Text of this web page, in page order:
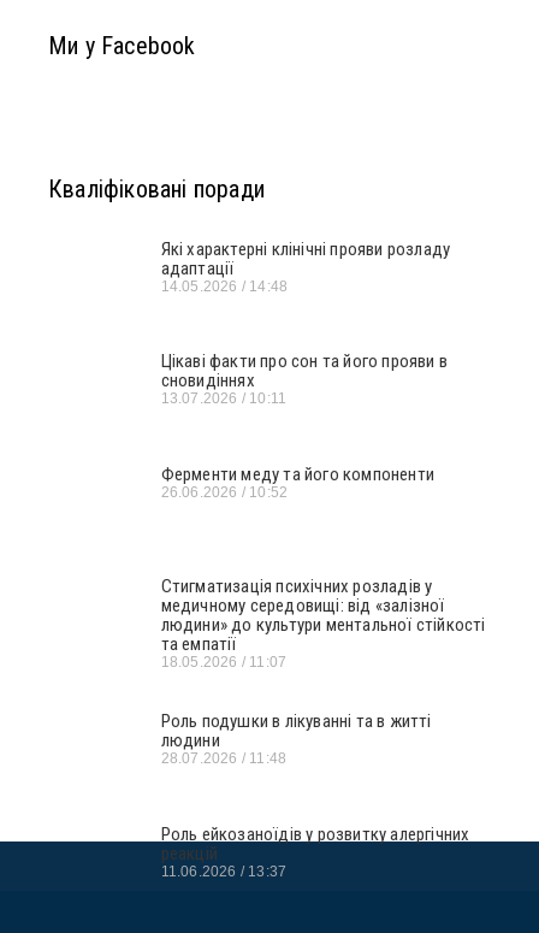
Ми у Facebook
Кваліфіковані поради
Які характерні клінічні прояви розладу
адаптації
14.05.2026 14:48
Цікаві факти про сон та його прояви в
сновидіннях
13.07.2026 10:11
Ферменти меду та його компоненти
26.06.2026 10:52
Стигматизація психічних розладів у
медичному середовищі: від «залізної
людини» до культури ментальної стійкості
та емпатії
18.05.2026 11:07
Роль подушки в лікуванні та в житті
людини
28.07.2026 11:48
Роль ейкозаноїдів у розвитку алергічних
реакцій
11.06.2026 13:37